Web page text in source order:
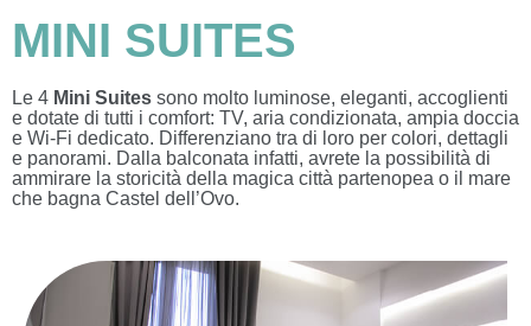
MINI SUITES
Le 4 Mini Suites sono molto luminose, eleganti, accoglienti
e dotate di tutti i comfort: TV, aria condizionata, ampia doccia
e Wi-Fi dedicato. Differenziano tra di loro per colori, dettagli
e panorami. Dalla balconata infatti, avrete la possibilità di
ammirare la storicità della magica città partenopea o il mare
che bagna Castel dell’Ovo.